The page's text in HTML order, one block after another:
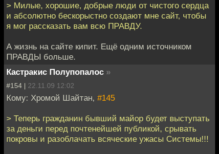
> Милые, хорошие, добрые люди от чистого сердца
и абсолютно бескорыстно создают мне сайт, чтобы
я мог рассказать вам всю ПРАВДУ.
А жизнь на сайте кипит. Ещё одним источником
ПРАВДЫ больше.
Кастракис Полупопалос »
#154 | 22.11.09 12:02
Кому: Хромой Шайтан, #145
> Теперь гражданин бывший майор будет выступать
за деньги перед почтенейшей публикой, срывать
покровы и разоблачать всяческие ужасы Системы!!!